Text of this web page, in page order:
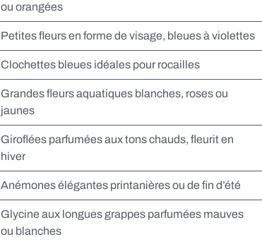
ou orangées
Petites fleurs en forme de visage, bleues à violettes
Clochettes bleues idéales pour rocailles
Grandes fleurs aquatiques blanches, roses ou
jaunes
Giroflées parfumées aux tons chauds, fleurit en
hiver
Anémones élégantes printanières ou de fin d’été
Glycine aux longues grappes parfumées mauves
ou blanches